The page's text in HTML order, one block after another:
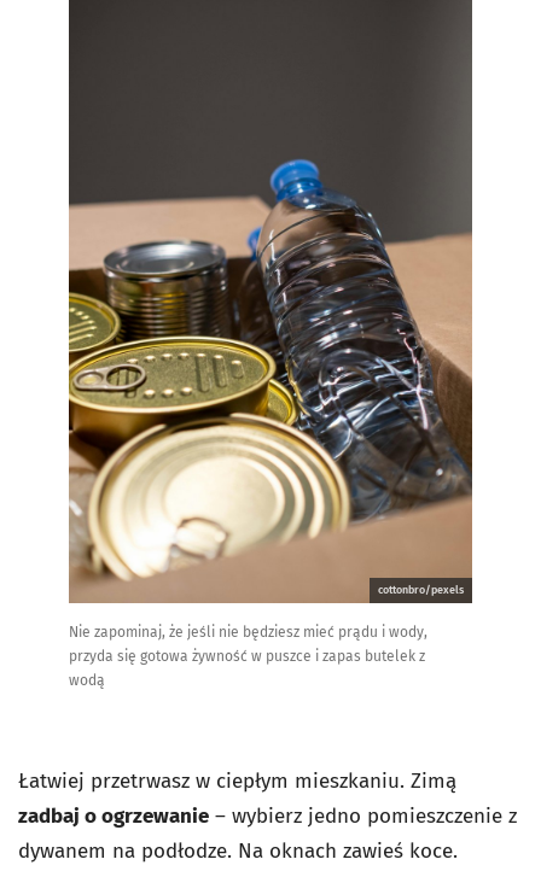
cottonbro/pexels
Nie zapominaj, że jeśli nie będziesz mieć prądu i wody,
przyda się gotowa żywność w puszce i zapas butelek z
wodą
Łatwiej przetrwasz w ciepłym mieszkaniu. Zimą
zadbaj o ogrzewanie – wybierz jedno pomieszczenie z
dywanem na podłodze. Na oknach zawieś koce.